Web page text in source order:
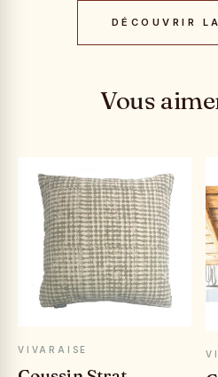
DÉCOUVRIR
Vous
APERÇU RAPIDE
VIVARAISE